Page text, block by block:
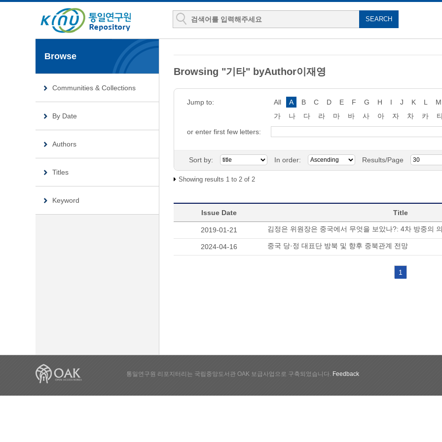
Browse
Communities & Collections
By Date
Authors
Titles
Keyword
Browsing "기타" byAuthor이재영
Jump to: All A B C D E F G H I J K L M
가
나 다 라 마 바 사 아 자 차 카
or enter first few letters:
Sort by: In order: Results/Page
Showing results 1 to 2 of 2
Issue Date Title
2019-01-21 김정은 위원장은 중국에서 무엇을 보았나?: 4차 방중의
2024-04-16 중국 당·정 대표단 방북 및 향후 중북관계 전망
1
통일연구원 리포지터리는 국립중앙도서관 OAK 보급사업으로 구축되었습니다. Feedback